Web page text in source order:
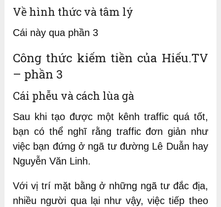
Về hình thức và tâm lý
Cái này qua phần 3
Công thức kiếm tiền của Hiếu.TV
– phần 3
Cái phễu và cách lùa gà
Sau khi tạo được một kênh traffic quá tốt,
bạn có thể nghĩ rằng traffic đơn giản như
việc bạn đứng ở ngã tư đường Lê Duẫn hay
Nguyễn Văn Linh.
Với vị trí mặt bằng ở những ngã tư đắc địa,
nhiều người qua lại như vậy, việc tiếp theo